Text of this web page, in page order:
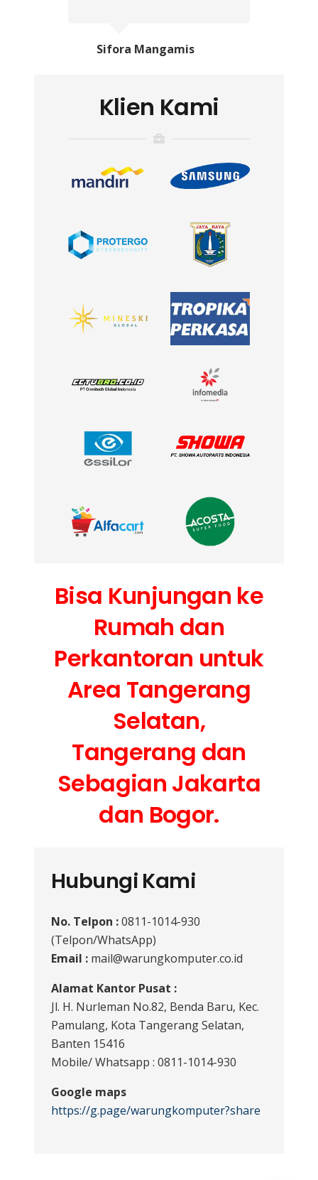
Sifora Mangamis
Klien Kami
Bisa Kunjungan ke
Rumah dan
Perkantoran untuk
Area Tangerang
Selatan,
Tangerang dan
Sebagian Jakarta
dan Bogor.
Hubungi Kami
No. Telpon :0811-1014-930
(Telpon/WhatsApp)
Email : mail@warungkomputer.co.id
Alamat Kantor Pusat :
Jl. H. Nurleman No.82, Benda Baru, Kec.
Pamulang, Kota Tangerang Selatan,
Banten 15416
Mobile/ Whatsapp : 0811-1014-930
Google maps
https://g.page/warungkomputer?share